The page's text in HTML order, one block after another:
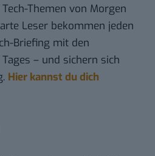
Themen von Morgen
Leser bekommen jeden
Briefing mit den
– und sichern sich
Hier kannst du dich